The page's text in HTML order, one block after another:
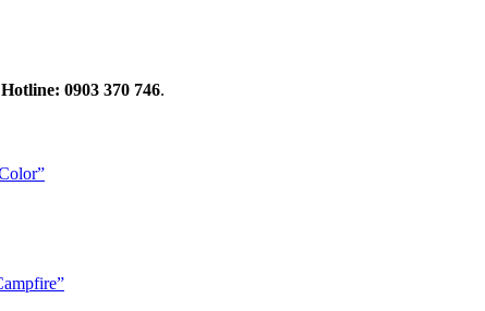
Hotline: 0903 370 746.